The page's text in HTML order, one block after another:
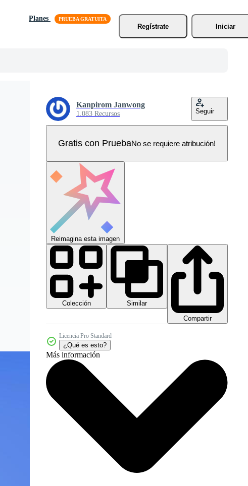
Planes
Regístrate
Iniciar
Kanpirom Janwong
1.083 Recursos Seguir
Gratis con PruebaNo se requiere atribución!
Reimagina esta imagen
Colección
Similar
Compartir
Licencia Pro Standard
¿Qué es esto?
Más información